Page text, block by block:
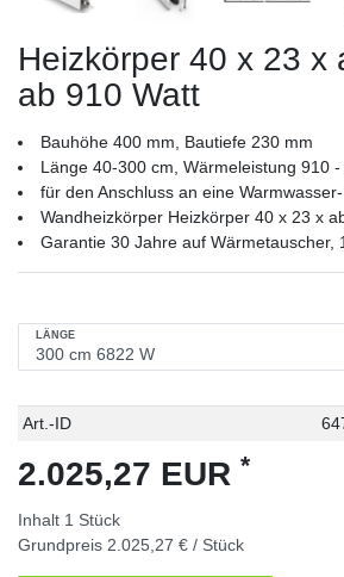
Heizkörper 40 x 23 x
ab 910 Watt
Bauhöhe 400 mm, Bautiefe 230 mm
Länge 40-300 cm, Wärmeleistung 910
für den Anschluss an eine
Wandheizkörper Heizkörper 40 x 23 x
Garantie 30 Jahre auf Wärmetauscher,
LÄNGE
Technisches
Wert
Art.-ID
2.025,27 EUR *
Inhalt 1 Stück
Grundpreis 2.025,27 € / Stück